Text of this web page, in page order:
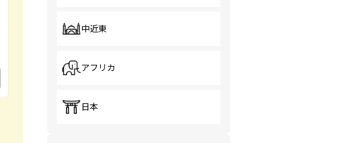
中近東
アフリカ
日本